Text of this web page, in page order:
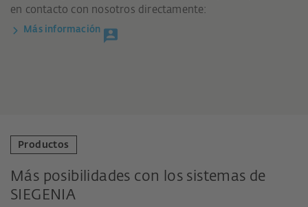
en contacto con nosotros directamente:
Más información
Productos
Más posibilidades con los sistemas de
SIEGENIA